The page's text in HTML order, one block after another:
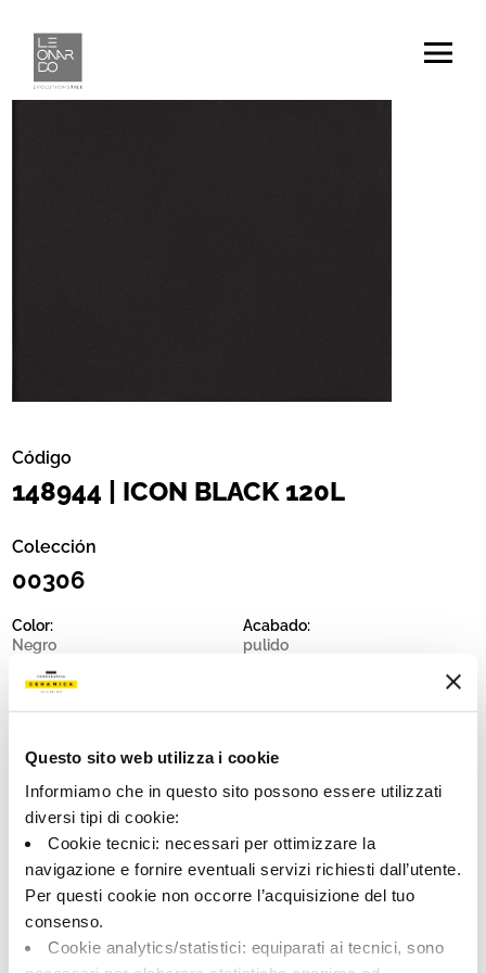
Questo sito web utilizza i cookie
Informiamo che in questo sito possono essere utilizzati
diversi tipi di cookie:
Cookie tecnici: necessari per ottimizzare la
navigazione e fornire eventuali servizi richiesti dall’utente.
Per questi cookie non occorre l’acquisizione del tuo
consenso.
Cookie analytics/statistici: equiparati ai tecnici, sono
Código
148944 | ICON BLACK 120L
Colección
00306
Color:
Negro
Tipo:
120.0x120.0
Acabado:
pulido
MQ
Share: